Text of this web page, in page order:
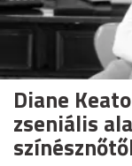
Diane
zseniális